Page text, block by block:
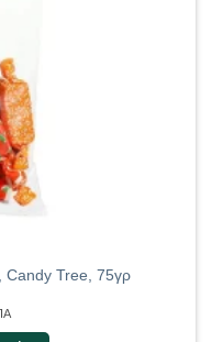
Candy Tree, 75γρ